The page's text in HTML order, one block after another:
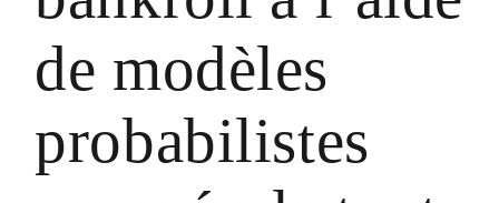
de modèles
probabilistes